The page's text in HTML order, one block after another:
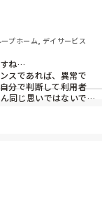
プホーム, デイサービス
ね…
スであれば、異常で
分で判断して利用者
同じ思いではないで